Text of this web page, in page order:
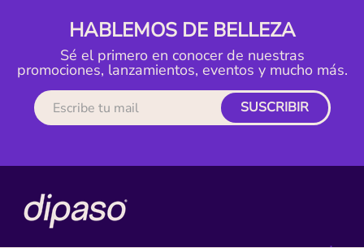
HABLEMOS DE BELLEZA
Sé el primero en conocer de nuestras
promociones, lanzamientos, eventos y mucho más.
SUSCRIBIR